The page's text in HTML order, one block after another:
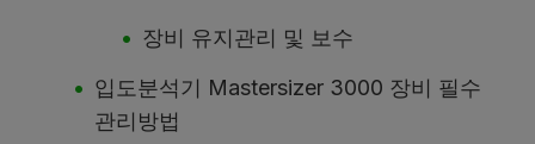
장비 유지관리 및 보수
입도분석기 Mastersizer 3000 장비 필수
관리방법